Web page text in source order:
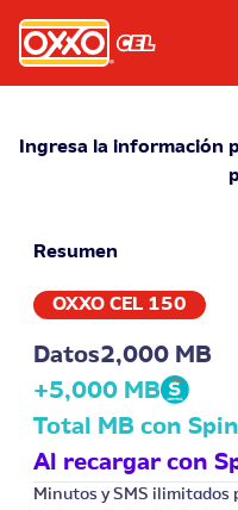
Ingresa la información
Resumen
OXXO CEL 150
Datos2,000 MB
+5,000 MB
Total MB con
Al recargar con
Minutos y SMS ilimitados